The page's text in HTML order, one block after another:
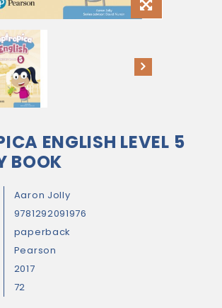
ENGLISH LEVEL 5
BOOK
Aaron Jolly
9781292091976
paperback
Pearson
2017
72